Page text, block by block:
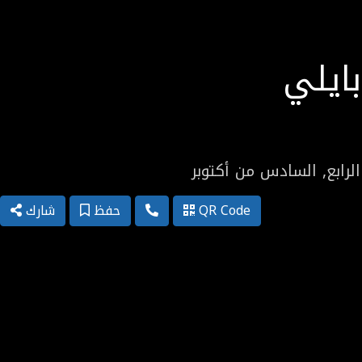
السادس من أكتوبر
شارك حفظ QR Code